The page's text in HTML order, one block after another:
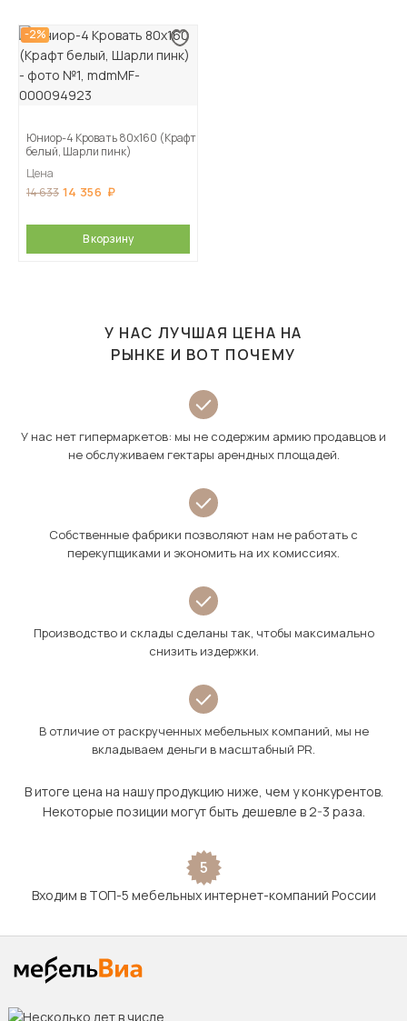
-2%
Юниор-4 Кровать 80х160 (Крафт
белый, Шарли пинк)
Цена
14 633 14 356
В корзину
У НАС ЛУЧШАЯ ЦЕНА НА
РЫНКЕ И ВОТ ПОЧЕМУ
У нас нет гипермаркетов: мы не содержим армию продавцов и
не обслуживаем гектары арендных площадей.
Собственные фабрики позволяют нам не работать с
перекупщиками и экономить на их комиссиях.
Производство и склады сделаны так, чтобы максимально
снизить издержки.
В отличие от раскрученных мебельных компаний, мы не
вкладываем деньги в масштабный PR.
В итоге цена на нашу продукцию ниже, чем у конкурентов.
Некоторые позиции могут быть дешевле в 2-3 раза.
5
Входим в ТОП-5 мебельных интернет-компаний России